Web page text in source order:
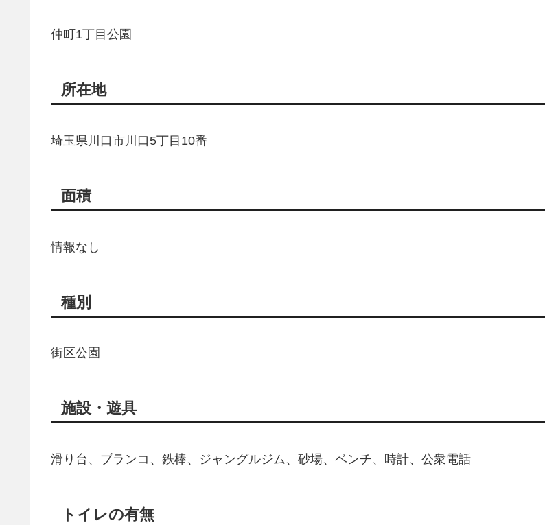
仲町1丁目公園
所在地
埼玉県川口市川口5丁目10番
面積
情報なし
種別
街区公園
施設・遊具
滑り台、ブランコ、鉄棒、ジャングルジム、砂場、ベンチ、時計、公衆電話
トイレの有無